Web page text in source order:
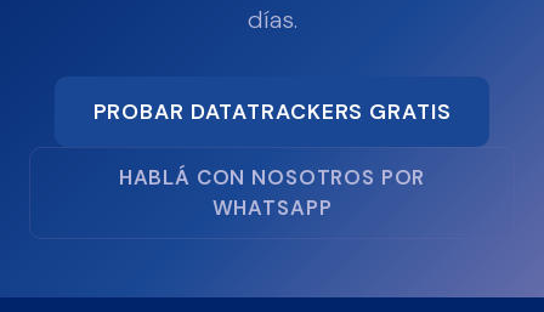
días.
PROBAR DATATRACKERS GRATIS
HABLÁ CON NOSOTROS POR
WHATSAPP